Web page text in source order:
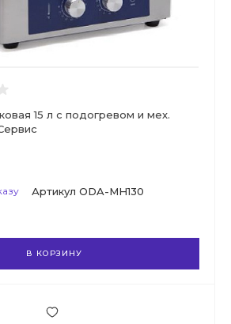
15 л с подогревом и мех.
Артикул ODA-MH130
В КОРЗИНУ